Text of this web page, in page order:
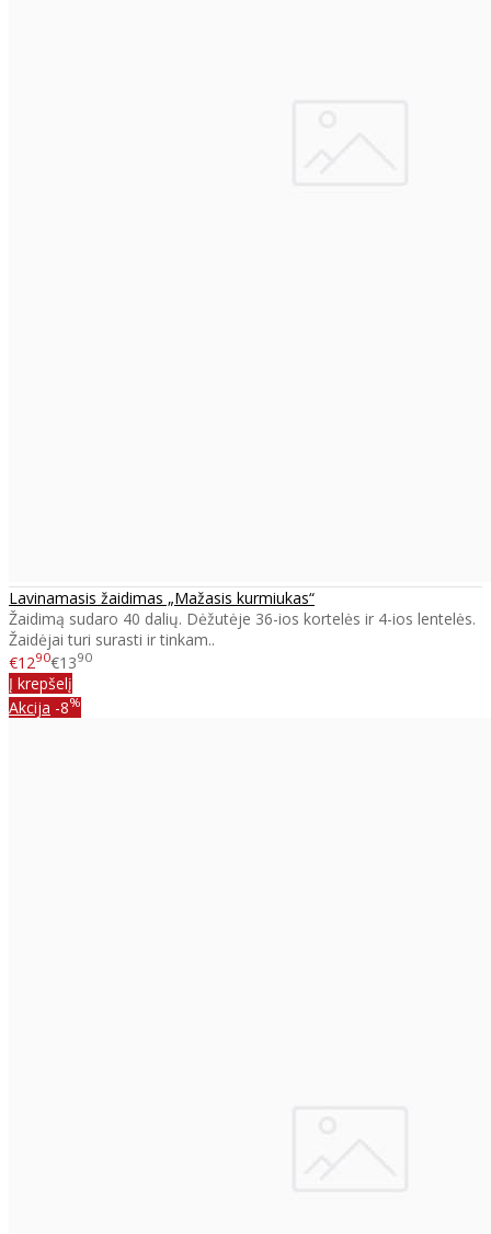
Lavinamasis žaidimas „Mažasis kurmiukas“
Žaidimą sudaro 40 dalių. Dėžutėje 36-ios kortelės ir 4-ios lentelės.
Žaidėjai turi surasti ir tinkam..
€1290€1390
Į krepšelį
Akcija -8%